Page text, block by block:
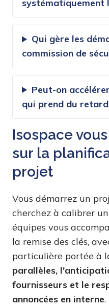
systématiquement
Qui gère les
commission de
Peut-on
qui prend du
Isospace
sur la
projet
Vous démarrez un
cherchez à calibrer
équipes vous
la remise des clés,
particulière portée à
parallèles,
fournisseurs et le
annoncées en interne.